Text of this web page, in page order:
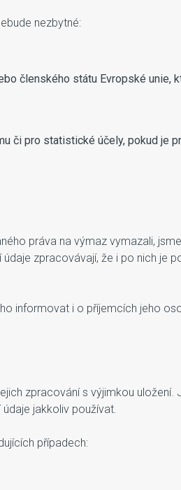
nezbytné:
členského státu Evropské unie,
či pro statistické účely, pokud je
práva na výmaz vymazali,
zpracovávají, že i po nich je
informovat i o příjemcích jeho
zpracování s výjimkou
jakkoliv používat.
případech: